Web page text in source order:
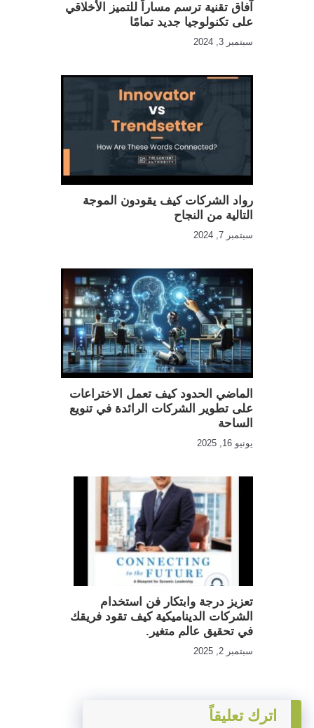
آفاق تقنية ترسم مساراً للتميز الأخلاقي
على تكنولوجيا جديد تمامًا
سبتمبر 3, 2024
رواد الشركات كيف يقودون الموجة
التالية من النجاح
سبتمبر 7, 2024
الماضي الحدود كيف تعمل الاختراعات
على تطوير الشركات الرائدة في تنويع
الساحة
يونيو 16, 2025
تعزيز درجة وابتكار فن استخدام
الشركات الديناميكية كيف تقود فريقك
في تحقيق عالم متغير.
سبتمبر 2, 2025
اترك تعليقاً